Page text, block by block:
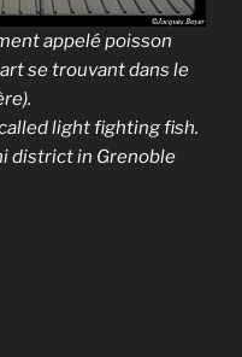
appelé poisson
se trouvant dans le
light fighting fish.
district in Grenoble